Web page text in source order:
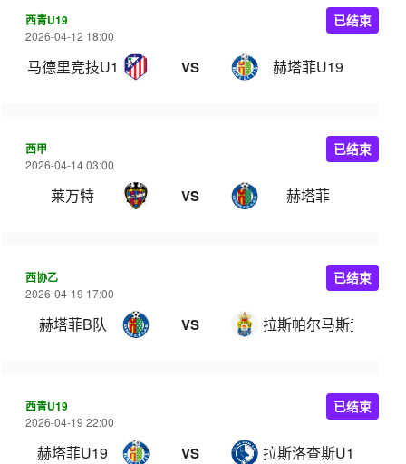
西青U19
2026-04-12 18:00
马德里竞技U19 VS 赫塔菲U19
已结束
西甲
2026-04-14 03:00
莱万特 VS 赫塔菲
已结束
西协乙
2026-04-19 17:00
赫塔菲B队 VS 拉斯帕尔马斯竞技
已结束
西青U19
2026-04-19 22:00
赫塔菲U19 VS 拉斯洛查斯U19
已结束